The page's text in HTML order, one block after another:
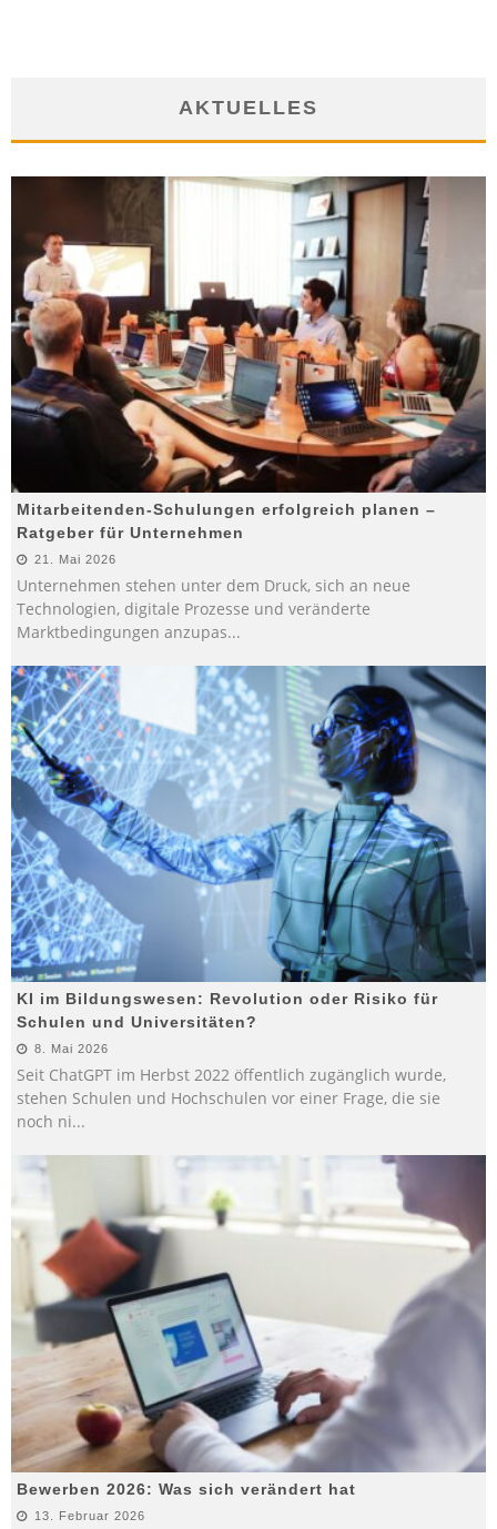
AKTUELLES
Mitarbeitenden-Schulungen erfolgreich planen –
Ratgeber für Unternehmen
21. Mai 2026
Unternehmen stehen unter dem Druck, sich an neue
Technologien, digitale Prozesse und veränderte
Marktbedingungen anzupas...
KI im Bildungswesen: Revolution oder Risiko für
Schulen und Universitäten?
8. Mai 2026
Seit ChatGPT im Herbst 2022 öffentlich zugänglich wurde,
stehen Schulen und Hochschulen vor einer Frage, die sie
noch ni...
Bewerben 2026: Was sich verändert hat
13. Februar 2026